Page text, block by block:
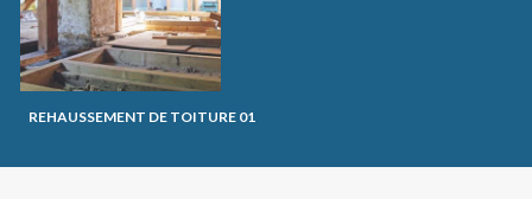
REHAUSSEMENT DE TOITURE 01